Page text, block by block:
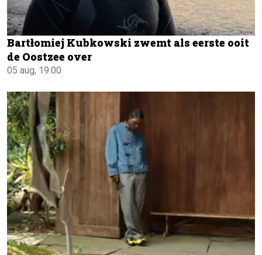
Bartłomiej Kubkowski zwemt als eerste ooit
de Oostzee over
05 aug, 19:00